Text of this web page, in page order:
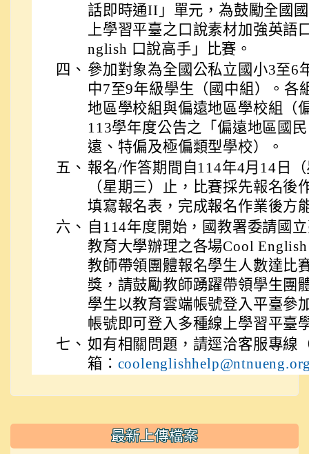
話即時通II」單元，為鼓勵全國
上學習平臺之口說素材加強英語
nglish 口說高手」比賽。
四、 參加對象為全國公私立國小3至6
中7至9年級學生（國中組）。各
地區學校組與偏遠地區學校組（
113學年度公告之「偏遠地區國
遠、特偏及極偏類型學校）。
五、 報名/作答期間自114年4月14日
（星期三）止，比賽採先報名後
填寫報名表，完成報名作業後方
六、 自114年度開始，國教署委請國
教育大學辦理之各場Cool
教師帶領團體報名學生人數達比
獎，請鼓勵教師踴躍帶領學生團
學生以教育雲端帳號登入平臺參
帳號即可登入多種線上學習平臺
七、 如有相關問題，請逕洽客服專線
箱：
最新上傳檔案